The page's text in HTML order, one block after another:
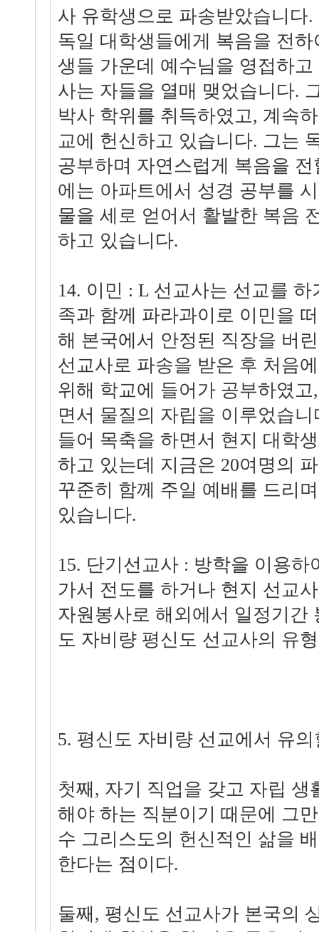
사 유학생으로 파송받았습니다
독일 대학생들에게 복음을 전
생들 가운데 예수님을 영접하
사는 자들을 열매 맺었습니다.
박사 학위를 취득하였고, 계속
교에 헌신하고 있습니다. 그는
공부하며 자연스럽게 복음을
에는 아파트에서 성경 공부를
물을 세로 얻어서 활발한 복음
하고 있습니다.
14. 이민 : L 선교사는 선교를 하
족과 함께 파라과이로 이민을
해 본국에서 안정된 직장을 버
선교사로 파송을 받은 후 처음
위해 학교에 들어가 공부하였
면서 물질의 자립을 이루었습
들어 목축을 하면서 현지 대학
하고 있는데 지금은 20여명의
꾸준히 함께 주일 예배를 드리
있습니다.
15. 단기선교사 : 방학을 이용하
가서 전도를 하거나 현지 선교
자원봉사로 해외에서 일정기간
도 자비량 평신도 선교사의 유
5. 평신도 자비량 선교에서 유의
첫째, 자기 직업을 갖고 자립 생
해야 하는 직분이기 때문에 그
수 그리스도의 헌신적인 삶을
한다는 점이다.
둘째, 평신도 선교사가 본국의